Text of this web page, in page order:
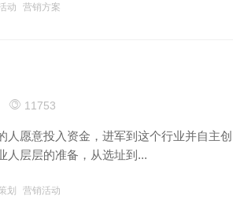
动 营销方案
11753
人愿意投入资金，进军到这个行业并自主创
人层层的准备，从选址到...
划 营销活动